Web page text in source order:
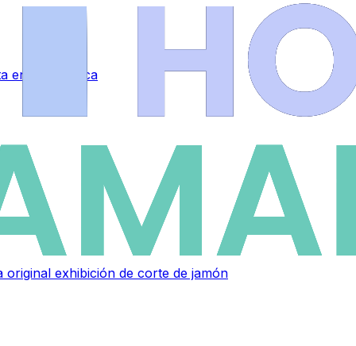
en Salamanca
exhibición de corte de jamón